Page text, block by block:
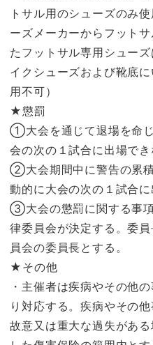
トサル用のシューズのみ
ーズメーカーからフット
たフットサル専用シュー
イクシューズおよび靴底
用不可）
★懲罰
①大会を通じて退場を命
会の次の１試合に出場でき
②大会期間中に警告の累
動的に大会の次の１試合に
③大会の懲罰に関する事
律委員会が決定する。委
員会の委員長とする。
★その他
・主催者は疾病やその他
り対応する。疾病やその
故意又は重大な過失があ